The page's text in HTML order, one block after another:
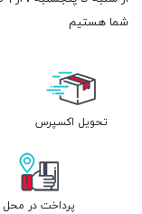
شما هستیم
تحویل اکسپرس
پرداخت در محل